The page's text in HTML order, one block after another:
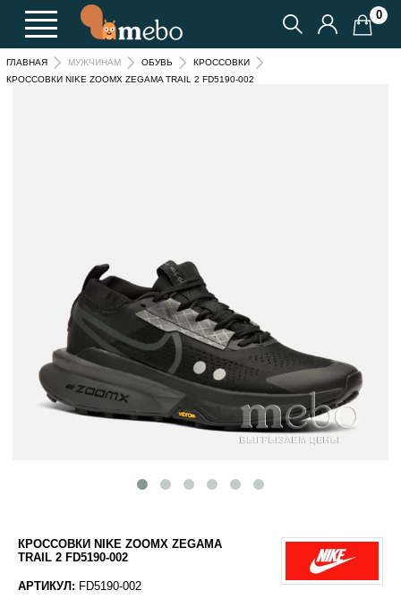
0
ГЛАВНАЯ МУЖЧИНАМ ОБУВЬ
КРОССОВКИ
КРОССОВКИ NIKE ZOOMX ZEGAMA TRAIL 2 FD5190-002
КРОССОВКИ NIKE ZOOMX ZEGAMA
TRAIL 2 FD5190-002
АРТИКУЛ: FD5190-002